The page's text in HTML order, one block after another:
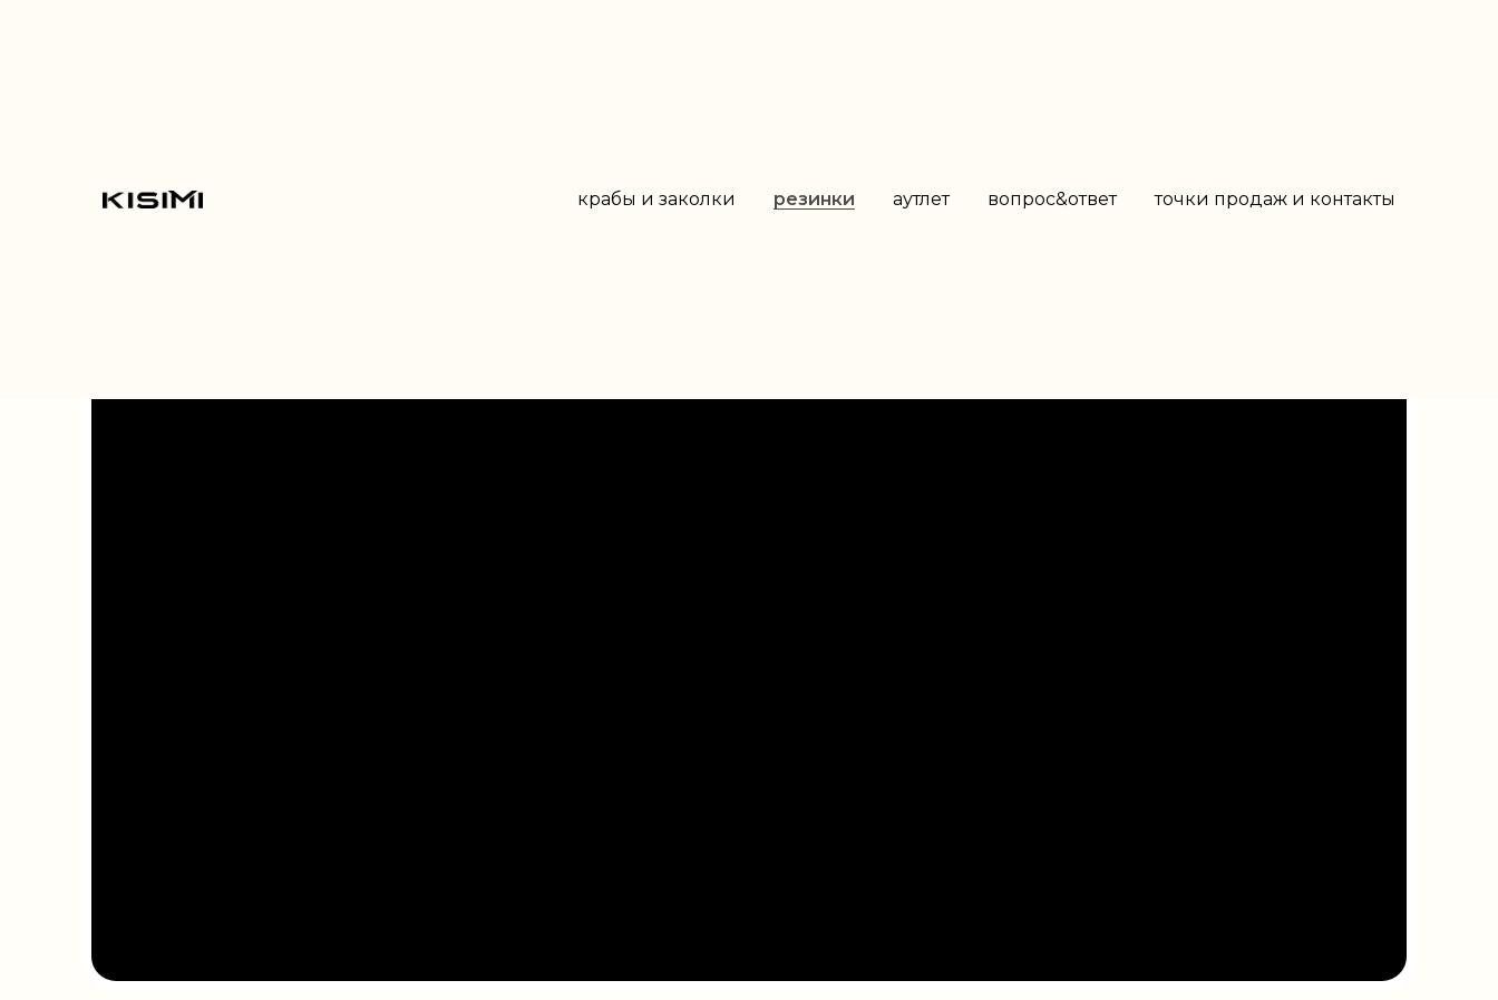
крабы и заколки резинки аутлет вопрос&ответ точки продаж и контакты